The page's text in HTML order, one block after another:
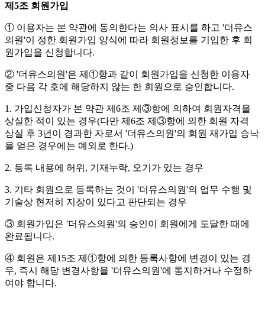
제5조 회원가입
① 이용자는 본 약관에 동의한다는 의사 표시를 하고 '더유스
의원'이 정한 회원가입 양식에 따라 회원정보를 기입한 후 회
원가입을 신청합니다.
② '더유스의원'은 제①항과 같이 회원가입을 신청한 이용자
중 다음 각 호에 해당하지 않는 한 회원으로 승인합니다.
1. 가입신청자가 본 약관 제6조 제③항에 의하여 회원자격을
상실한 적이 있는 경우(다만 제6조 제③항에 의한 회원 자격
상실 후 3년이 경과한 자로서 '더유스의원'의 회원 재가입 승낙
을 얻은 경우에는 예외로 한다.)
2. 등록 내용에 허위, 기재누락, 오기가 있는 경우
3. 기타 회원으로 등록하는 것이 '더유스의원'의 업무 수행 및
기술상 현저히 지장이 있다고 판단되는 경우
③ 회원가입은 '더유스의원'의 승인이 회원에게 도달한 때에
완료됩니다.
④ 회원은 제15조 제①항에 의한 등록사항에 변경이 있는 경
우, 즉시 해당 변경사항을 '더유스의원'에 통지하거나 수정하
여야 합니다.